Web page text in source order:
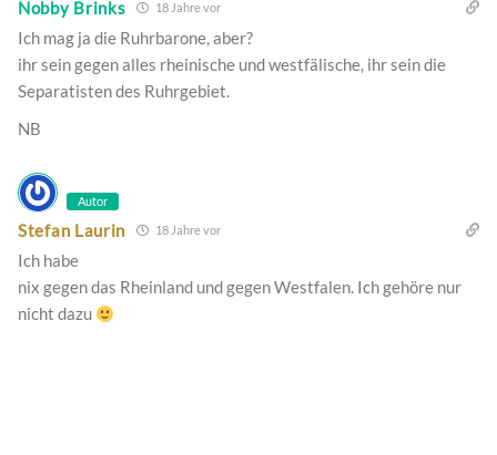
Nobby Brinks 18 Jahre vor
Ich mag ja die Ruhrbarone, aber?
ihr sein gegen alles rheinische und westfälische, ihr sein die
Separatisten des Ruhrgebiet.
NB
Autor
Stefan Laurin 18 Jahre vor
Ich habe
nix gegen das Rheinland und gegen Westfalen. Ich gehöre nur
nicht dazu